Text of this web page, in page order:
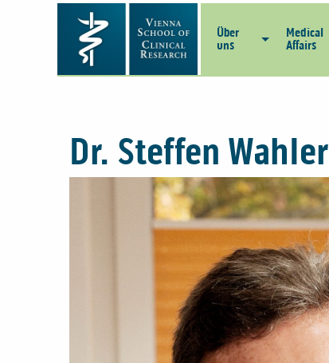
Über
uns
Medical
Affairs
Dr. Steffen Wahler